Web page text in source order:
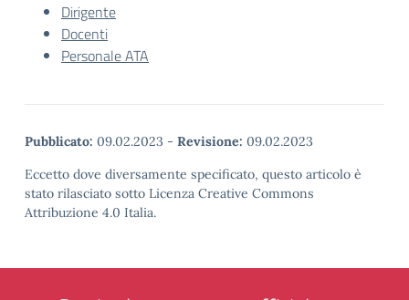
Dirigente
Docenti
Personale ATA
Pubblicato: 09.02.2023 - Revisione: 09.02.2023
Eccetto dove diversamente specificato, questo articolo è
stato rilasciato sotto Licenza Creative Commons
Attribuzione 4.0 Italia.